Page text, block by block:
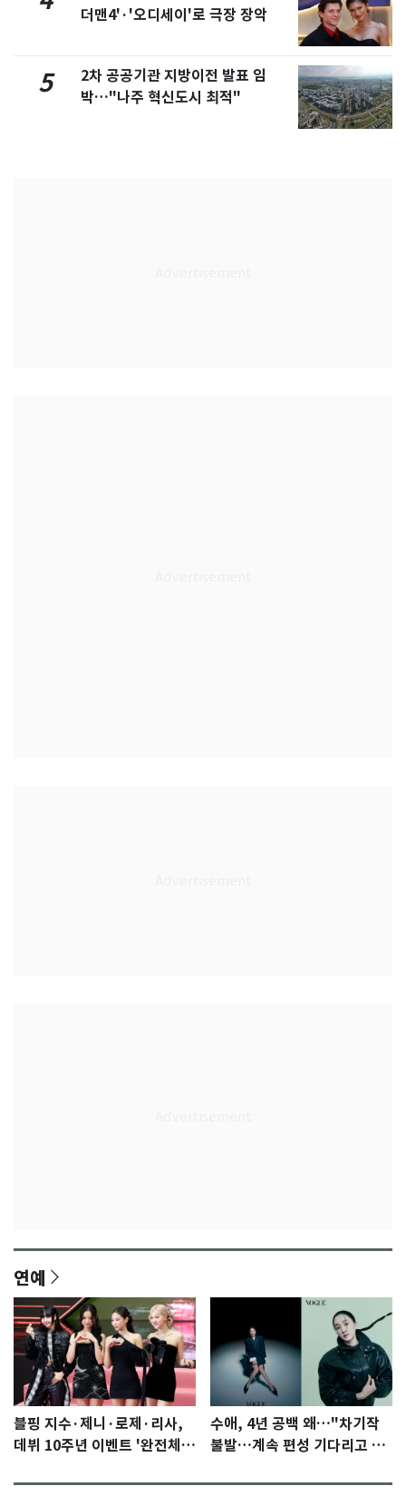
더맨4'·'오디세이'로 극장 장악
5
2차 공공기관 지방이전 발표 임
박…"나주 혁신도시 최적"
연예
블핑 지수·제니·로제·리사,
데뷔 10주년 이벤트 '완전체'
수애, 4년 공백 왜…"차기작
불발…계속 편성 기다리고 있